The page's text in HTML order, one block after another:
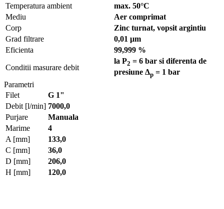
Temperatura ambient
max. 50°C
Mediu
Aer comprimat
Corp
Zinc turnat, vopsit argintiu
Grad filtrare
0,01 μm
Eficienta
99,999 %
Conditii masurare debit
la P2 = 6 bar si diferenta de
presiune Δp = 1 bar
Parametri
Filet
G 1"
Debit [l/min] 7000,0
Purjare
Manuala
Marime
4
A [mm]
133,0
C [mm]
36,0
D [mm]
206,0
H [mm]
120,0